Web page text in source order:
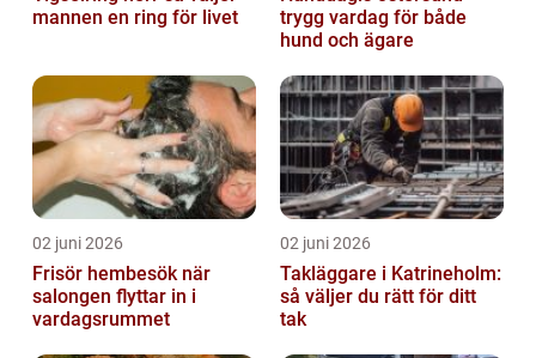
mannen en ring för livet
trygg vardag för både
hund och ägare
02 juni 2026
Frisör hembesök när
salongen flyttar in i
vardagsrummet
02 juni 2026
Takläggare i Katrineholm:
så väljer du rätt för ditt
tak